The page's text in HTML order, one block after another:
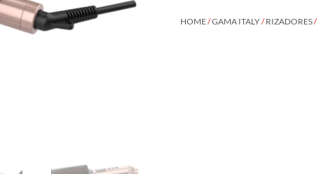
HOME/GAMA ITALY/RIZADORES/